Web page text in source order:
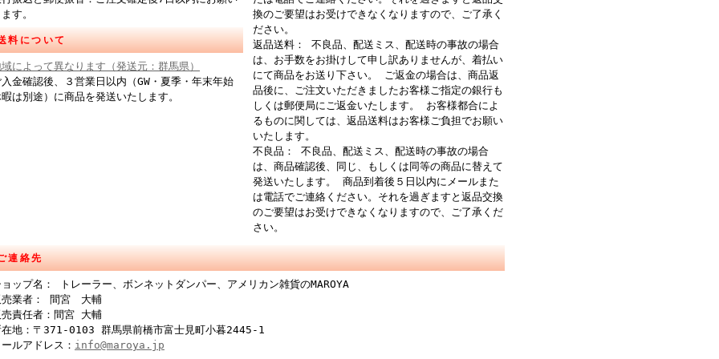
す。
料について
によって異なります（発送元：群馬県）
金確認後、３営業日以内（GW・夏季・年末年始
は別途）に商品を発送いたします。
換のご要望はお受けできなくなりますので、ご了承く
ださい。
返品送料： 不良品、配送ミス、配送時の事故の場合
は、お手数をお掛けして申し訳ありませんが、着払い
にて商品をお送り下さい。 ご返金の場合は、商品返
品後に、ご注文いただきましたお客様ご指定の銀行も
しくは郵便局にご返金いたします。 お客様都合によ
るものに関しては、返品送料はお客様ご負担でお願い
いたします。
不良品： 不良品、配送ミス、配送時の事故の場合
は、商品確認後、同じ、もしくは同等の商品に替えて
発送いたします。 商品到着後５日以内にメールまた
は電話でご連絡ください。それを過ぎますと返品交換
のご要望はお受けできなくなりますので、ご了承くだ
さい。
連絡先
ップ名： トレーラー、ボンネットダンパー、アメリカン雑貨のMAROYA
売業者： 間宮 大輔
売責任者：間宮 大輔
在地：〒371-0103 群馬県前橋市富士見町小暮2445-1
ルアドレス： info@maroya.jp